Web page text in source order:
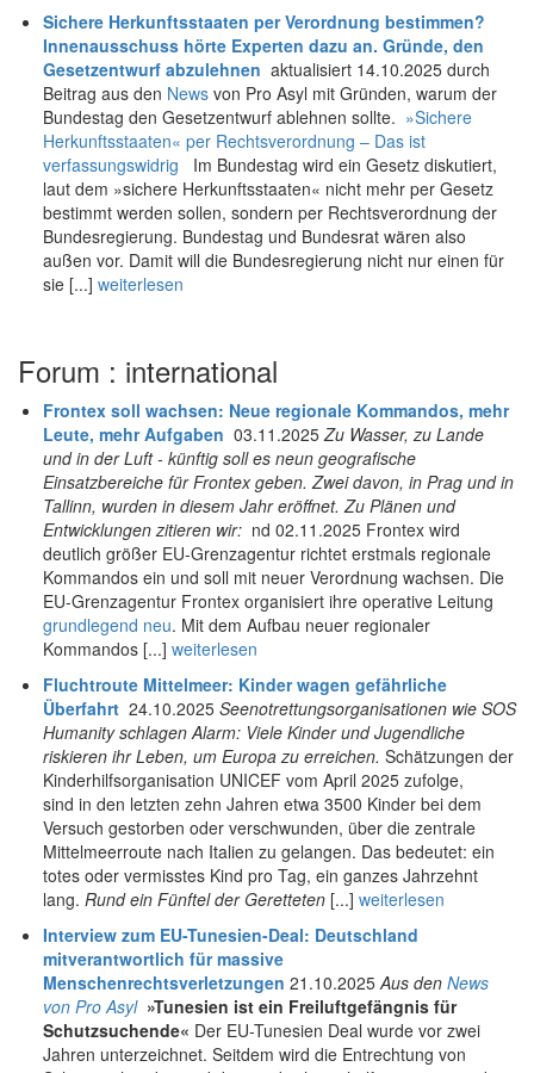
Sichere Herkunftsstaaten per Verordnung bestimmen?
Innenausschuss hörte Experten dazu an. Gründe, den
Gesetzentwurf abzulehnen aktualisiert 14.10.2025 durch
Beitrag aus den News von Pro Asyl mit Gründen, warum der
Bundestag den Gesetzentwurf ablehnen sollte. »Sichere
Herkunftsstaaten« per Rechtsverordnung – Das ist
verfassungswidrig Im Bundestag wird ein Gesetz diskutiert,
laut dem »sichere Herkunftsstaaten« nicht mehr per Gesetz
bestimmt werden sollen, sondern per Rechtsverordnung der
Bundesregierung. Bundestag und Bundesrat wären also
außen vor. Damit will die Bundesregierung nicht nur einen für
sie [...] weiterlesen
Forum : international
Frontex soll wachsen: Neue regionale Kommandos, mehr
Leute, mehr Aufgaben 03.11.2025Zu Wasser, zu Lande
und in der Luft - künftig soll es neun geografische
Einsatzbereiche für Frontex geben. Zwei davon, in Prag und in
Tallinn, wurden in diesem Jahr eröffnet. Zu Plänen und
Entwicklungen zitieren wir: nd 02.11.2025 Frontex wird
deutlich größer EU-Grenzagentur richtet erstmals regionale
Kommandos ein und soll mit neuer Verordnung wachsen. Die
EU-Grenzagentur Frontex organisiert ihre operative Leitung
grundlegend neu. Mit dem Aufbau neuer regionaler
Kommandos [...] weiterlesen
Fluchtroute Mittelmeer: Kinder wagen gefährliche
Überfahrt 24.10.2025 Seenotrettungsorganisationen wie SOS
Humanity schlagen Alarm: Viele Kinder und Jugendliche
riskieren ihr Leben, um Europa zu erreichen. Schätzungen der
Kinderhilfsorganisation UNICEF vom April 2025 zufolge,
sind in den letzten zehn Jahren etwa 3500 Kinder bei dem
Versuch gestorben oder verschwunden, über die zentrale
Mittelmeerroute nach Italien zu gelangen. Das bedeutet: ein
totes oder vermisstes Kind pro Tag, ein ganzes Jahrzehnt
lang. Rund ein Fünftel der Geretteten [...] weiterlesen
Interview zum EU-Tunesien-Deal: Deutschland
mitverantwortlich für massive
Menschenrechtsverletzungen 21.10.2025Aus den News
von Pro Asyl »Tunesien ist ein Freiluftgefängnis für
Schutzsuchende« Der EU-Tunesien Deal wurde vor zwei
Jahren unterzeichnet. Seitdem wird die Entrechtung von